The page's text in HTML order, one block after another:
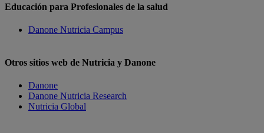
Educación para Profesionales de la salud
Danone Nutricia Campus
Otros sitios web de Nutricia y Danone
Danone
Danone Nutricia Research
Nutricia Global